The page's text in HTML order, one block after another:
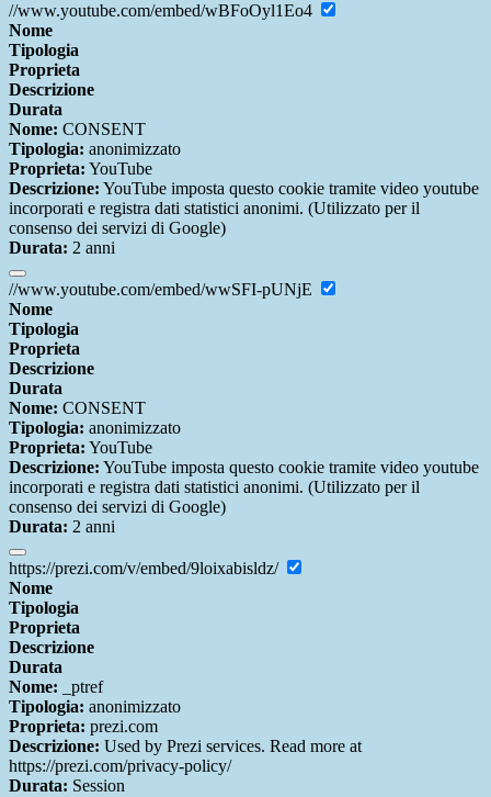
//www.youtube.com/embed/wBFoOyl1Eo4
Nome
Tipologia
Proprieta
Descrizione
Durata
Nome: CONSENT
Tipologia: anonimizzato
Proprieta: YouTube
Descrizione: YouTube imposta questo cookie tramite video youtube
incorporati e registra dati statistici anonimi. (Utilizzato per il
consenso dei servizi di Google)
Durata: 2 anni
//www.youtube.com/embed/wwSFI-pUNjE
Nome
Tipologia
Proprieta
Descrizione
Durata
Nome: CONSENT
Tipologia: anonimizzato
Proprieta: YouTube
Descrizione: YouTube imposta questo cookie tramite video youtube
incorporati e registra dati statistici anonimi. (Utilizzato per il
consenso dei servizi di Google)
Durata: 2 anni
https://prezi.com/v/embed/9loixabisldz/
Nome
Tipologia
Proprieta
Descrizione
Durata
Nome: _ptref
Tipologia: anonimizzato
Proprieta: prezi.com
Descrizione: Used by Prezi services. Read more at
https://prezi.com/privacy-policy/
Durata: Session